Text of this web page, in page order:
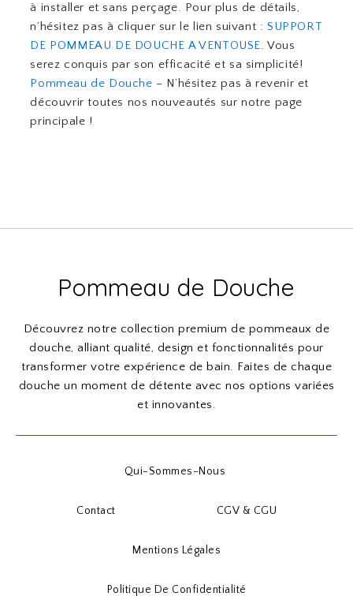
à installer et sans perçage. Pour plus de détails,
n’hésitez pas à cliquer sur le lien suivant :SUPPORT
DE POMMEAU DE DOUCHE A VENTOUSE. Vous
serez conquis par son efficacité et sa simplicité!
Pommeau de Douche – N’hésitez pas à revenir et
découvrir toutes nos nouveautés sur notre page
principale !
Pommeau de Douche
Découvrez notre collection premium de pommeaux de
douche, alliant qualité, design et fonctionnalités pour
transformer votre expérience de bain. Faites de chaque
douche un moment de détente avec nos options variées
et innovantes.
Qui-Sommes-Nous
Contact CGV & CGU
Mentions Légales
Politique De Confidentialité